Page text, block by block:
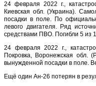
24 февраля 2022 г.,
Киевская обл. (Украина).
посадки в поле. По
левого двигателя. Ряд
средствами ПВО. Погибли 5 из
24 февраля 2022 г.,
Покровка, Воронежская обл.
вынужденной посадки в поле.
Ещё один Ан-26 потерян в